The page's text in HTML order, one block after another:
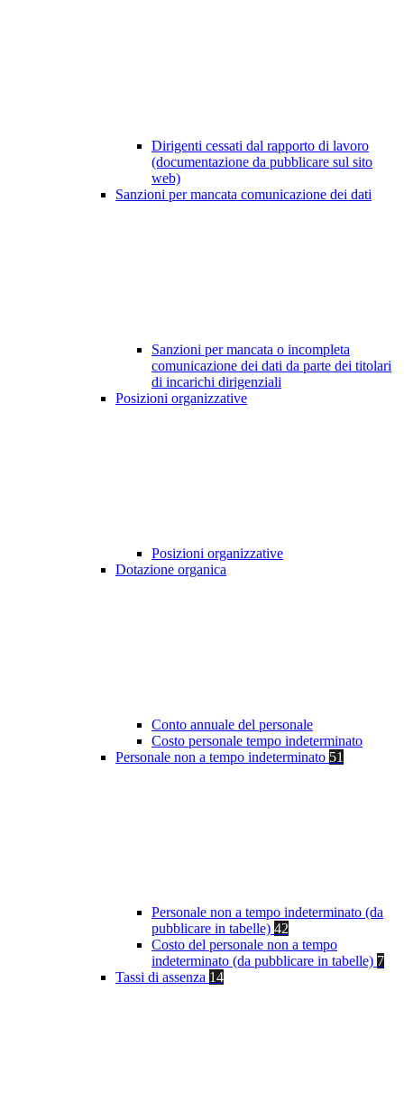
Dirigenti cessati dal rapporto di lavoro
(documentazione da pubblicare sul sito
web)
Sanzioni per mancata comunicazione dei dati
Sanzioni per mancata o incompleta
comunicazione dei dati da parte dei titolari
di incarichi dirigenziali
Posizioni organizzative
Posizioni organizzative
Dotazione organica
Conto annuale del personale
Costo personale tempo indeterminato
Personale non a tempo indeterminato 51
Personale non a tempo indeterminato (da
pubblicare in tabelle) 42
Costo del personale non a tempo
indeterminato (da pubblicare in tabelle) 7
Tassi di assenza 14